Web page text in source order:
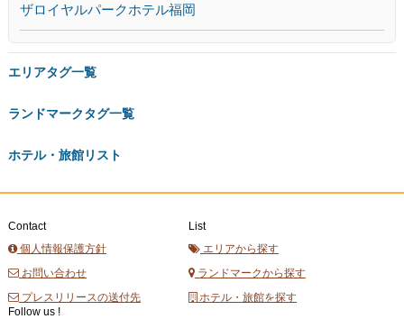
ザロイヤルパークホテル福岡
エリアタグ一覧
ランドマークタグ一覧
ホテル・旅館リスト
Contact
個人情報保護方針
お問い合わせ
プレスリリースの送付先
List
エリアから探す
ランドマークから探す
ホテル・旅館を探す
Follow us !